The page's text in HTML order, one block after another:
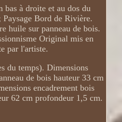
bas à droite et au dos du
Paysage Bord de Rivière.
huile sur panneau de bois.
Original mis en
par l'artiste.
du temps). Dimensions
de bois hauteur 33 cm
encadrement bois
62 cm profondeur 1,5 cm.